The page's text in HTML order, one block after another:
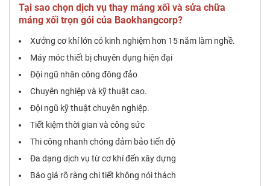
Tại sao chọn dịch vụ thay máng xối và sửa chữa
máng xối trọn gói của Baokhangcorp?
Xưởng cơ khí lớn có kinh nghiệm hơn 15 năm làm nghề.
Máy móc thiết bị chuyên dụng hiện đại
Đội ngũ nhân công đông đảo
Chuyên nghiệp và kỹ thuật cao.
Đội ngũ kỹ thuật chuyên nghiệp.
Tiết kiệm thời gian và công sức
Thi công nhanh chóng đảm bảo tiến độ
Đa dạng dịch vụ từ cơ khí đến xây dựng
Báo giá rõ ràng chi tiết không nói thách